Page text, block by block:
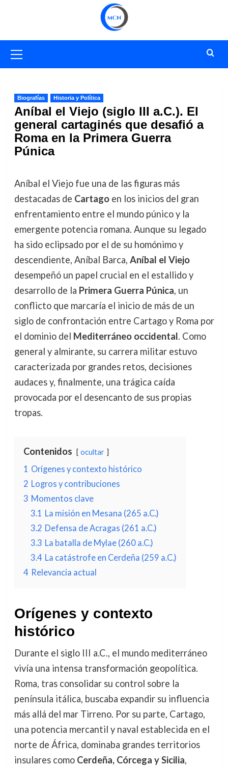
primario
Biografías Historia y Política
Aníbal el Viejo (siglo III a.C.). El
general cartaginés que desafió a
Roma en la Primera Guerra
Púnica
Aníbal el Viejo fue una de las figuras más
destacadas de Cartagoen los inicios del gran
enfrentamiento entre el mundo púnico y la
emergente potencia romana. Aunque su legado
ha sido eclipsado por el de su homónimo y
descendiente, Aníbal Barca, Aníbal el Viejo
desempeñó un papel crucial en el estallido y
desarrollo de la Primera Guerra Púnica, un
conflicto que marcaría el inicio de más de un
siglo de confrontación entre Cartago y Roma por
el dominio del Mediterráneo occidental. Como
general y almirante, su carrera militar estuvo
caracterizada por grandes retos, decisiones
audaces y, finalmente, una trágica caída
provocada por el desencanto de sus propias
tropas.
Contenidos ocultar
1 Orígenes y contexto histórico
2 Logros y contribuciones
3 Momentos clave
3.1 La misión en Mesana (265 a.C.)
3.2 Defensa de Acragas (261 a.C.)
3.3 La batalla de Mylae (260 a.C.)
3.4 La catástrofe en Cerdeña (259 a.C.)
4 Relevancia actual
Orígenes y contexto
histórico
Durante el siglo III a.C., el mundo mediterráneo
vivía una intensa transformación geopolítica.
Roma, tras consolidar su control sobre la
península itálica, buscaba expandir su influencia
más allá del mar Tirreno. Por su parte, Cartago,
una potencia mercantil y naval establecida en el
norte de África, dominaba grandes territorios
insulares como Cerdeña, Córcega y Sicilia,